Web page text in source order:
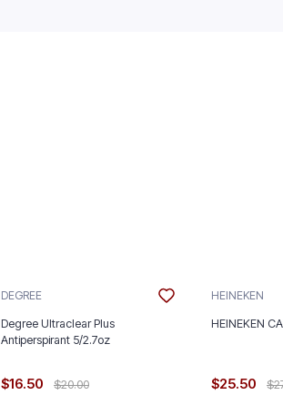
DEGREE
Degree Ultraclear Plus
Antiperspirant 5/2.7oz
$16.50 $20.00
HEINEKEN
HEINEKEN
$25.50